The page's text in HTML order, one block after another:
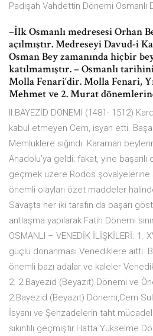
Padişah Vahdettin Dönemi Osmanlı
–İlk Osmanlı medresesi Orhan
açılmıştır. Medreseyi Davud-i
Osman Bey zamanında hiçbir
katılmamıştır. – Osmanlı
Molla Fenari‘dir. Molla Fenari,
Mehmet ve 2. Murat
ll.BAYEZİD DÖNEMİ (1481- 1512)
kabul etmeyen Cem, isyan etti.
Memluklere sığındı. Karaman
Anadolu’ya geldi; fakat, yine başarılı
geçmek üzere Rodos şövalyelerine
önemli olayları özet maddeler
Savaşta her iki tarafın da başarı
antlaşma yapılarak Fatih Dönemi
OSMANLI – VENEDİK İLİŞKİLERİ. 1.
güçlü donanması Venediklere aitti.
önemli bazı adalar ve kaleler
2. 2.Bayezid (Beyazıt) Dönemi ve
2.Bayezid (Beyazıt) Dönemi,Cem
İsyanı ve Şehzadelerin taht
sıkıntılı geçmiştir.Hatta Yükselme